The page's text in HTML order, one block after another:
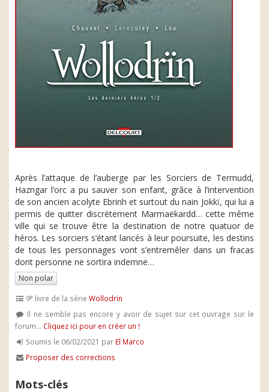
Après l’attaque de l’auberge par les Sorciers de Termudd,
Hazngar l’orc a pu sauver son enfant, grâce à l’intervention
de son ancien acolyte Ebrinh et surtout du nain Jokkï, qui lui a
permis de quitter discrètement Marmaëkardd… cette même
ville qui se trouve être la destination de notre quatuor de
héros. Les sorciers s’étant lancés à leur poursuite, les destins
de tous les personnages vont s’entremêler dans un fracas
dont personne ne sortira indemne…
Non polar
9e livre de la sérieWollodrïn
Il ne semble pas encore y avoir de sujet sur cet ouvrage sur le
forum... Cliquez ici pour en créer un !
Soumis le 06/02/2021 par El Marco
Proposer des corrections
Mots-clés